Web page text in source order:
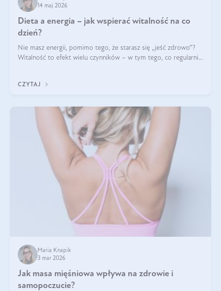
14 maj 2026
Dieta a energia – jak wspierać witalność na co
dzień?
Nie masz energii, pomimo tego, że starasz się „jeść zdrowo”?
Witalność to efekt wielu czynników – w tym tego, co regularnie
CZYTAJ
Maria Knapik
3 mar 2026
Jak masa mięśniowa wpływa na zdrowie i
samopoczucie?